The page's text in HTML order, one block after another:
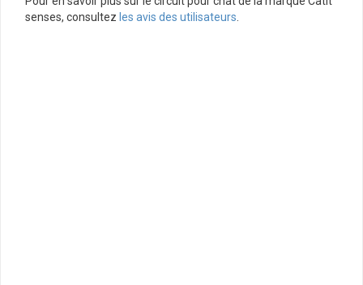
senses, consultez les avis des utilisateurs